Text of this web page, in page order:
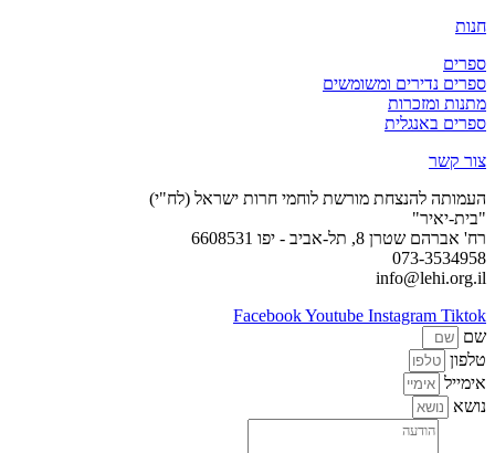
חנות
ספרים
ספרים נדירים ומשומשים
מתנות ומזכרות
ספרים באנגלית
צור קשר
העמותה להנצחת מורשת לוחמי חרות ישראל (לח"י)
"בית-יאיר"
רח' אברהם שטרן 8, תל-אביב - יפו 6608531
073-3534958
info@lehi.org.il
FacebookYoutube Instagram Tiktok
שם
טלפון
אימייל
נושא